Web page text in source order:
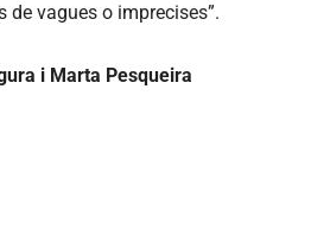
vagues o imprecises”.
i Marta Pesqueira